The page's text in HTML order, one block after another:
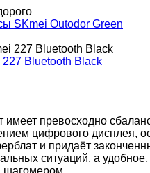
SKmei Outodor Green
Bluetooth Black
превосходно
цифрового дисплея,
и придаёт
ситуаций, а
шагомером.